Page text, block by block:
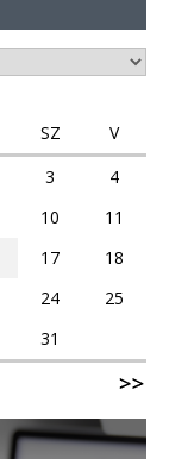
SZ
V
3
4
10
11
17
18
24
25
31